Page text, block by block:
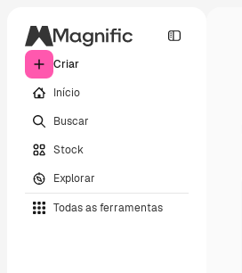
Criar
Início
Buscar
Stock
Explorar
Todas as ferramentas